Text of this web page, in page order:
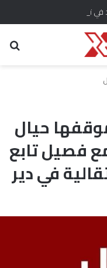
في تل براك بريف الحسكة
حيال
فصيل تابع
في دير